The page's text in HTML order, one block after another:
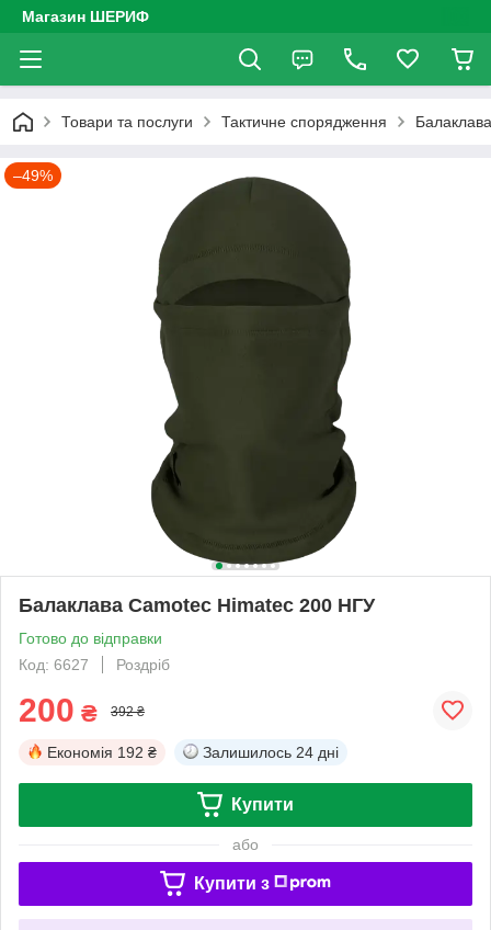
Магазин ШЕРИФ
Товари та послуги Тактичне спорядження
–49%
Балаклава Camotec Himatec 200 НГУ
Готово до відправки
Код: 6627
Роздріб
200 ₴ 392 ₴
Економія 192 ₴ Залишилось 24 дні
Купити
або
Купити з